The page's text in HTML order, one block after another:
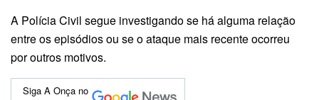
A Polícia Civil segue investigando se há alguma relação
entre os episódios ou se o ataque mais recente ocorreu
por outros motivos.
Siga A Onça no